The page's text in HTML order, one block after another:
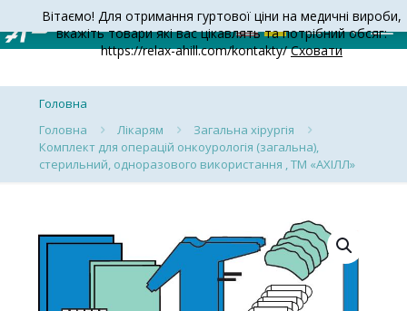
Головна
Головна
Лікарям
Загальна хірургія
Комплект для операцій онкоурологія (загальна),
стерильний, одноразового використання , ТМ «АХІЛЛ»
Вітаємо! Для отримання гуртової ціни на медичні вироби,
вкажіть товари які вас цікавлять та потрібний обсяг:
https://relax-ahill.com/kontakty/Сховати